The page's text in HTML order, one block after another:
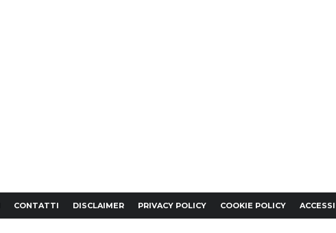
CONTATTI DISCLAIMER PRIVACY POLICY COOKIE POLICY